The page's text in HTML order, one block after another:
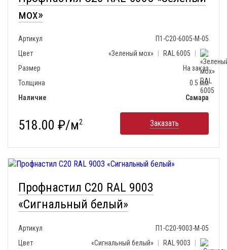
мох»
Артикул
П1-С20-6005-М-05
Цвет
«Зеленый мох» RAL 6005
Размер
На заказ
Толщина
0.5 мм
Наличие
Самара
518.00 ₽/м2 Заказать
Профнастил С20 RAL 9003
«Сигнальный белый»
Артикул
П1-С20-9003-М-05
Цвет
«Сигнальный белый» RAL 9003